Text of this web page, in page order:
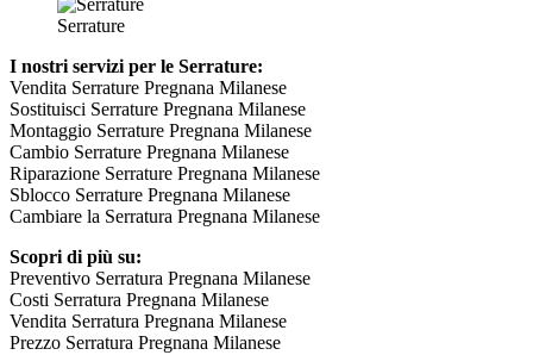
Serrature
I nostri servizi per le Serrature:
Vendita Serrature Pregnana Milanese
Sostituisci Serrature Pregnana Milanese
Montaggio Serrature Pregnana Milanese
Cambio Serrature Pregnana Milanese
Riparazione Serrature Pregnana Milanese
Sblocco Serrature Pregnana Milanese
Cambiare la Serratura Pregnana Milanese
Scopri di più su:
Preventivo Serratura Pregnana Milanese
Costi Serratura Pregnana Milanese
Vendita Serratura Pregnana Milanese
Prezzo Serratura Pregnana Milanese